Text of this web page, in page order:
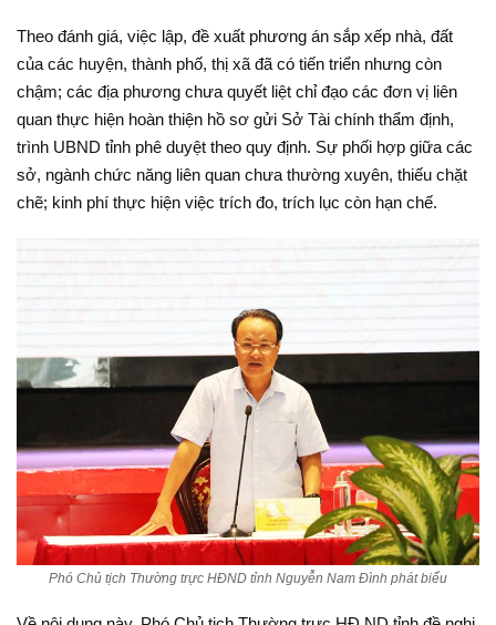
Theo đánh giá, việc lập, đề xuất phương án sắp xếp nhà, đất
của các huyện, thành phố, thị xã đã có tiến triển nhưng còn
chậm; các địa phương chưa quyết liệt chỉ đạo các đơn vị liên
quan thực hiện hoàn thiện hồ sơ gửi Sở Tài chính thẩm định,
trình UBND tỉnh phê duyệt theo quy định. Sự phối hợp giữa các
sở, ngành chức năng liên quan chưa thường xuyên, thiếu chặt
chẽ; kinh phí thực hiện việc trích đo, trích lục còn hạn chế.
Phó Chủ tịch Thường trực HĐND tỉnh Nguyễn Nam Đình phát biểu